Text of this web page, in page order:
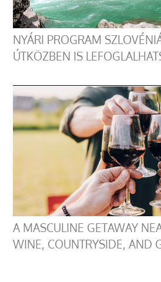
NYÁRI PROGRAM
ÚTKÖZBEN IS
A MASCULINE GETAWAY
WINE, COUNTRYSIDE, AND